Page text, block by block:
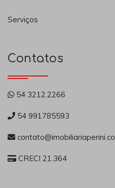
Serviços
Contatos
54 3212.2266
54 991785593
CRECI 21.364